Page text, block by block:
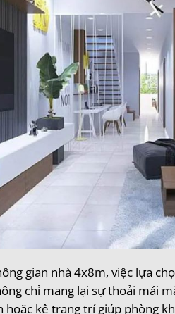
gian nhà 4x8m, việc lựa
chỉ mang lại sự thoải mái
hoặc kệ trang trí giúp phòng